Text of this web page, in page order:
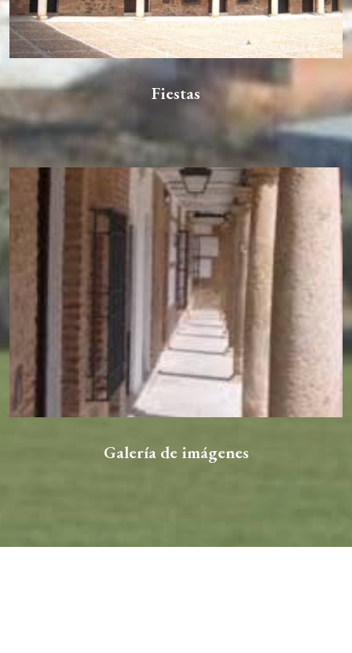
Fiestas
Galería de imágenes